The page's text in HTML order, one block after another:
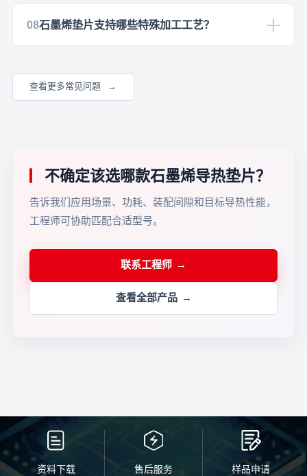
08石墨烯垫片支持哪些特殊加工工艺？
查看更多常见问题
不确定该选哪款石墨烯导热垫片？
告诉我们应用场景、功耗、装配间隙和目标导热性能，
工程师可协助匹配合适型号。
联系工程师
查看全部产品
资料下载 售后服务 样品申请